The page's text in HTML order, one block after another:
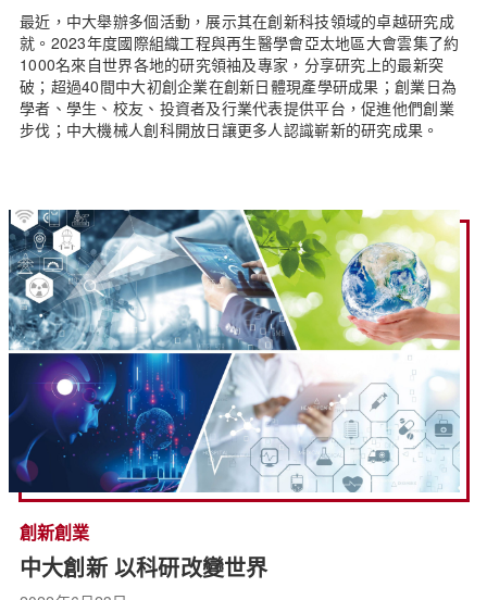
最近，中大舉辦多個活動，展示其在創新科技領域的卓越研究成
就。2023年度國際組織工程與再生醫學會亞太地區大會雲集了約
1000名來自世界各地的研究領袖及專家，分享研究上的最新突
破；超過40間中大初創企業在創新日體現產學研成果；創業日為
學者、學生、校友、投資者及行業代表提供平台，促進他們創業
步伐；中大機械人創科開放日讓更多人認識嶄新的研究成果。
創新創業
中大創新 以科研改變世界